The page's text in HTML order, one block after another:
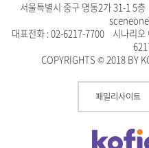
서울특별시 중구 명동2가 31-1
대표전화 : 02-6217-7700 시나리
COPYRIGHTS © 2018 BY
패밀리사이트